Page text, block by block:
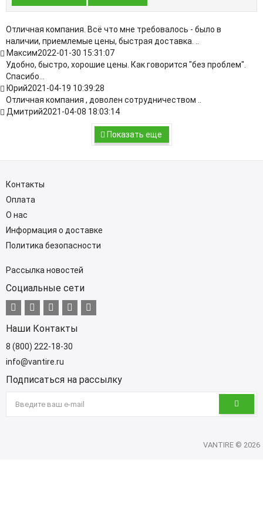
Отличная компания. Всё что мне требовалось - было в
наличии, приемлемые цены, быстрая доставка. ..
Максим2022-01-30 15:31:07
Удобно, быстро, хорошие цены. Как говорится "без проблем".
Спасибо...
Юрий2021-04-19 10:39:28
Отличная компания , доволен сотрудничеством ..
Дмитрий2021-04-08 18:03:14
Показать еще
Контакты
Оплата
О нас
Информация о доставке
Политика безопасности
Рассылка новостей
Социальные сети
Наши Контакты
8 (800) 222-18-30
info@vantire.ru
Подписаться на рассылку
VANTIRE © 2026